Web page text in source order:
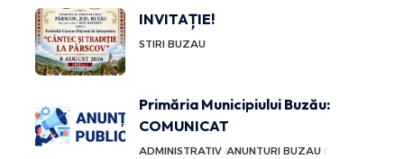
INVITAȚIE!
STIRI BUZAU
Primăria Municipiului Buzău:
COMUNICAT
ADMINISTRATIV ANUNTURI BUZAU